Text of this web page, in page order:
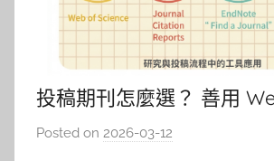
投稿期刊怎麼選？ 善用
Science、JCR 與 EndNote
Posted on 2026-03-12